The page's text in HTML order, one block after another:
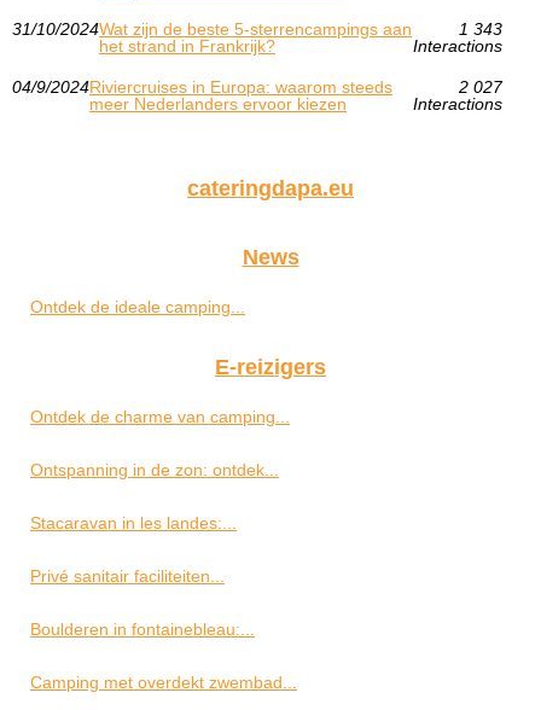
31/10/2024Wat zijn de beste 5-sterrencampings aan
het strand in Frankrijk?
1 343
Interactions
04/9/2024Riviercruises in Europa: waarom steeds
meer Nederlanders ervoor kiezen
2 027
Interactions
cateringdapa.eu
News
Ontdek de ideale camping...
E-reizigers
Ontdek de charme van camping...
Ontspanning in de zon: ontdek...
Stacaravan in les landes:...
Privé sanitair faciliteiten...
Boulderen in fontainebleau:...
Camping met overdekt zwembad...